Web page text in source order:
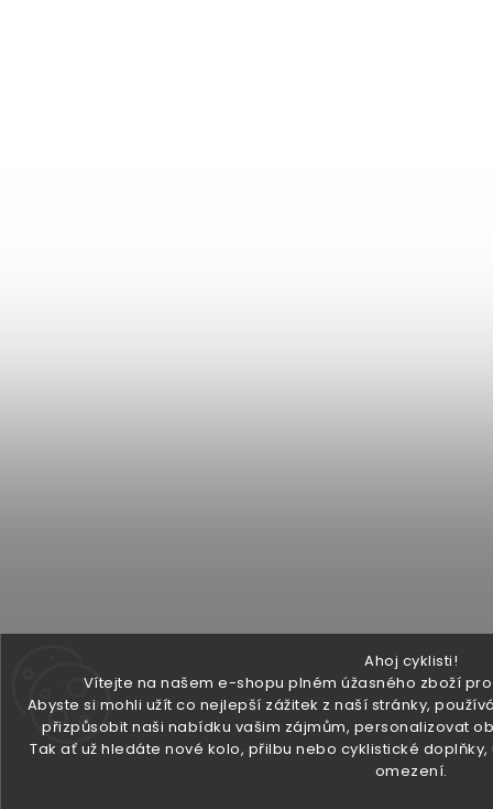
Ahoj cyklisti!
Vítejte na našem e-shopu plném úžasného zboží
Abyste si mohli užít co nejlepší zážitek z naší stránky,
přizpůsobit naši nabídku vašim zájmům, personalizovat
Tak ať už hledáte nové kolo, přilbu nebo cyklistické
omezení.